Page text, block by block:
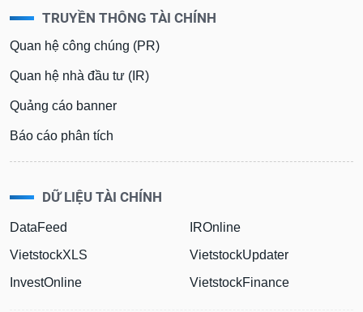
TRUYỀN THÔNG TÀI CHÍNH
Quan hệ công chúng (PR)
Quan hệ nhà đầu tư (IR)
Quảng cáo banner
Báo cáo phân tích
DỮ LIỆU TÀI CHÍNH
DataFeed
VietstockXLS
InvestOnline
IROnline
VietstockUpdater
VietstockFinance